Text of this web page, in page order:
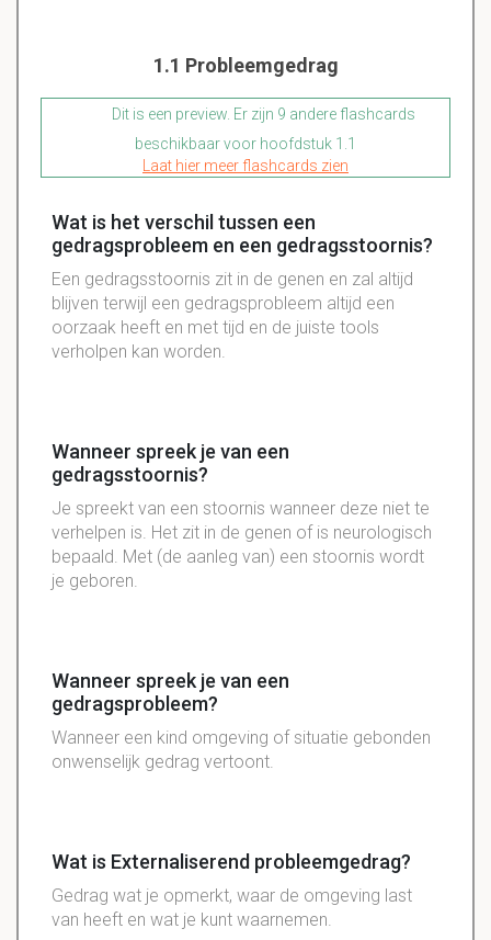
1.1 Probleemgedrag
Dit is een preview. Er zijn 9 andere flashcards
beschikbaar voor hoofdstuk 1.1
Laat hier meer flashcards zien
Wat is het verschil tussen een
gedragsprobleem en een gedragsstoornis?
Een gedragsstoornis zit in de genen en zal altijd
blijven terwijl een gedragsprobleem altijd een
oorzaak heeft en met tijd en de juiste tools
verholpen kan worden.
Wanneer spreek je van een
gedragsstoornis?
Je spreekt van een stoornis wanneer deze niet te
verhelpen is. Het zit in de genen of is neurologisch
bepaald. Met (de aanleg van) een stoornis wordt
je geboren.
Wanneer spreek je van een
gedragsprobleem?
Wanneer een kind omgeving of situatie gebonden
onwenselijk gedrag vertoont.
Wat is Externaliserend probleemgedrag?
Gedrag wat je opmerkt, waar de omgeving last
van heeft en wat je kunt waarnemen.